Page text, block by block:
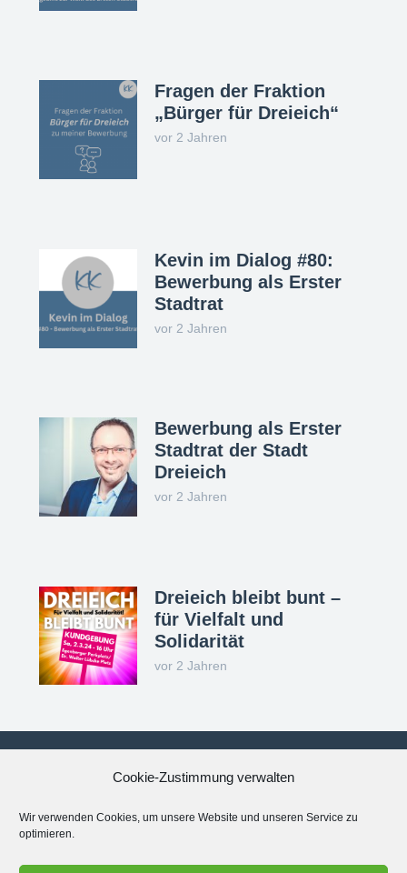
Cookie-Zustimmung verwalten
Wir verwenden Cookies, um unsere Website und unseren Service zu
optimieren.
Fragen der Fraktion
„Bürger für Dreieich“
vor 2 Jahren
Kevin im Dialog #80:
Bewerbung als Erster
Stadtrat
vor 2 Jahren
Bewerbung als Erster
Stadtrat der Stadt
Dreieich
vor 2 Jahren
Dreieich bleibt bunt –
für Vielfalt und
Solidarität
vor 2 Jahren